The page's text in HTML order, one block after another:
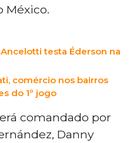
México.
testa Éderson na
comércio nos bairros
do 1º jogo
comandado por
Danny